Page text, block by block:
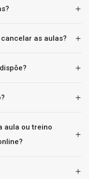
as aulas?
aula ou treino